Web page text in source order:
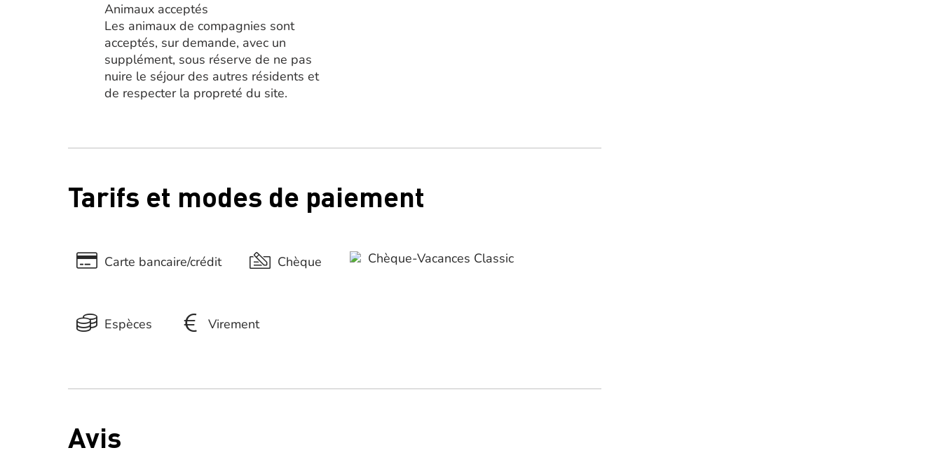
Animaux acceptés
Les animaux de compagnies sont
acceptés, sur demande, avec un
supplément, sous réserve de ne pas
nuire le séjour des autres résidents et
de respecter la propreté du site.
Tarifs et modes de paiement
Carte bancaire/crédit Chèque Chèque-Vacances Classic
Espèces Virement
Avis